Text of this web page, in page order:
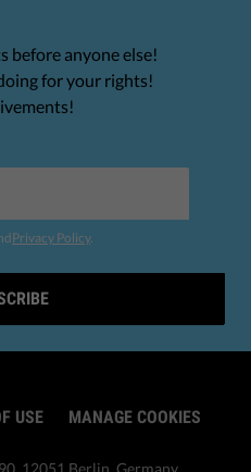
before anyone else!
for your rights!
Privacy Policy.
USE MANAGE COOKIES
12051 Berlin, Germany